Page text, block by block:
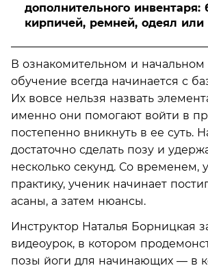
дополнительного инвентаря:
кирпичей, ремней, одеял или
В ознакомительном и начальном
обучение всегда начинается с
Их вовсе нельзя назвать
именно они помогают войти в
постепенно вникнуть в ее суть.
достаточно сделать позу и
несколько секунд. Со временем,
практику, ученик начинает
асаны, а затем нюансы.
Инструктор Наталья Борницкая
видеоурок, в котором
позы йоги для начинающих — в